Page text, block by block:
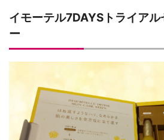
イモーテル7DAYSトライアル
ー